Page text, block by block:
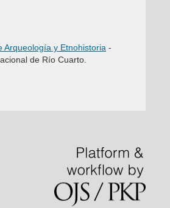
Arqueología y Etnohistoria -
de Río Cuarto.